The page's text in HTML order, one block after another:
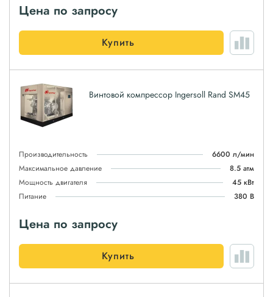
Цена по запросу
Купить
Винтовой компрессор Ingersoll Rand SM45
Производительность
6600 л/мин
Максимальное давление
8.5 атм
Мощность двигателя
45 кВт
Питание
380 В
Цена по запросу
Купить